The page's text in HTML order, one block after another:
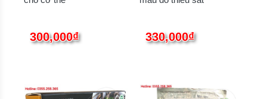
300,000₫ 330,000₫